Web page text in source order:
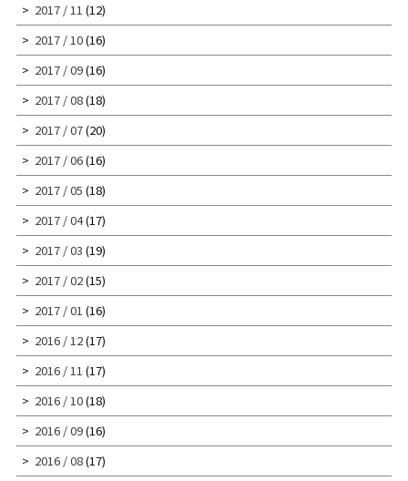
2017 / 11 (12)
2017 / 10(16)
2017 / 09(16)
2017 / 08(18)
2017 / 07(20)
2017 / 06(16)
2017 / 05 (18)
2017 / 04(17)
2017 / 03 (19)
2017 / 02(15)
2017 / 01 (16)
2016 / 12(17)
2016 / 11 (17)
2016 / 10(18)
2016 / 09(16)
2016 / 08(17)